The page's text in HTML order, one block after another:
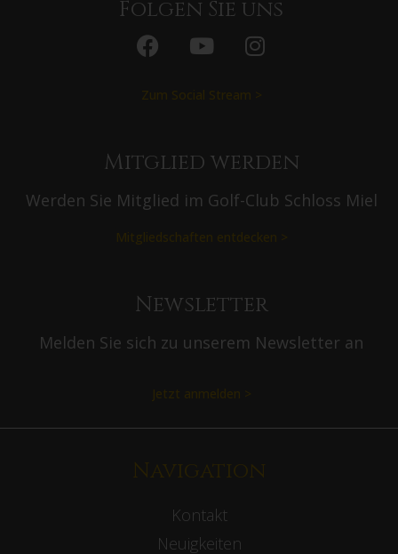
Folgen Sie uns
Zum Social Stream >
Mitglied werden
Werden Sie Mitglied im Golf-Club Schloss Miel
Mitgliedschaften entdecken >
Newsletter
Melden Sie sich zu unserem Newsletter an
Jetzt anmelden >
Navigation
Kontakt
Neuigkeiten